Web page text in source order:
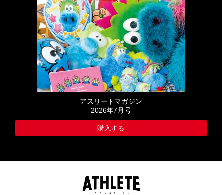
アスリートマガジン
2026年7月号
購入する